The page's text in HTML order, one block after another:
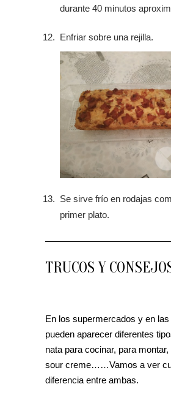
durante 40 minutos
Enfriar sobre una rejilla.
Se sirve frío en rodajas
primer plato.
TRUCOS Y
En los supermercados y en
pueden aparecer diferentes
nata para cocinar, para
sour creme……Vamos a ver
diferencia entre ambas.